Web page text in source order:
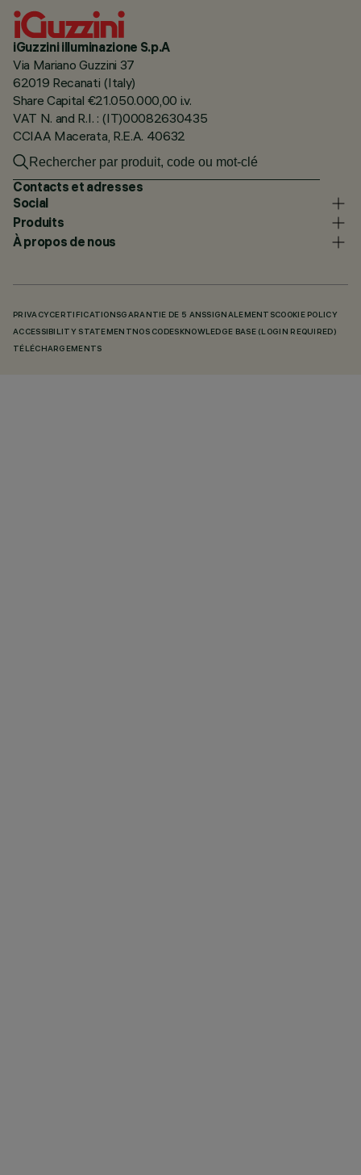
iGuzzini illuminazione S.p.A
Via Mariano Guzzini 37
62019 Recanati (Italy)
Share Capital €21.050.000,00 i.v.
VAT N. and R.I. : (IT)00082630435
CCIAA Macerata, R.E.A. 40632
Contacts et adresses
Social
Produits
À propos de nous
PRIVACY CERTIFICATIONSGARANTIE DE 5 ANSSIGNALEMENTSCOOKIE POLICY
ACCESSIBILITY STATEMENT NOS CODES KNOWLEDGE BASE (LOGIN REQUIRED)
TÉLÉCHARGEMENTS